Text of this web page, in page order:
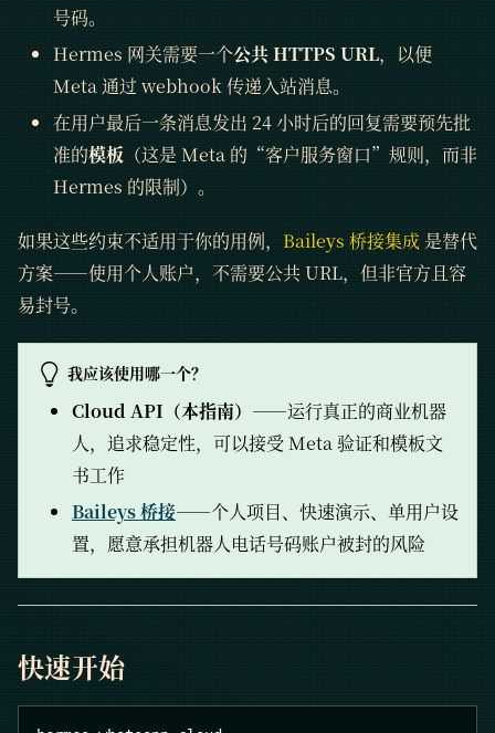
号码。
Hermes 网关需要一个公共 HTTPS URL，以便
Meta 通过 webhook 传递入站消息。
在用户最后一条消息发出 24 小时后的回复需要预先批
准的模板 （这是 Meta 的“客户服务窗口”规则，而非
Hermes 的限制）。
如果这些约束不适用于你的用例， Baileys 桥接集成 是替代
方案——使用个人账户，不需要公共 URL，但非官方且容
易封号。
我应该使用哪一个？
Cloud API（本指南） ——运行真正的商业机器
人，追求稳定性，可以接受 Meta 验证和模板文
书工作
Baileys 桥接——个人项目、快速演示、单用户设
置，愿意承担机器人电话号码账户被封的风险
快速开始